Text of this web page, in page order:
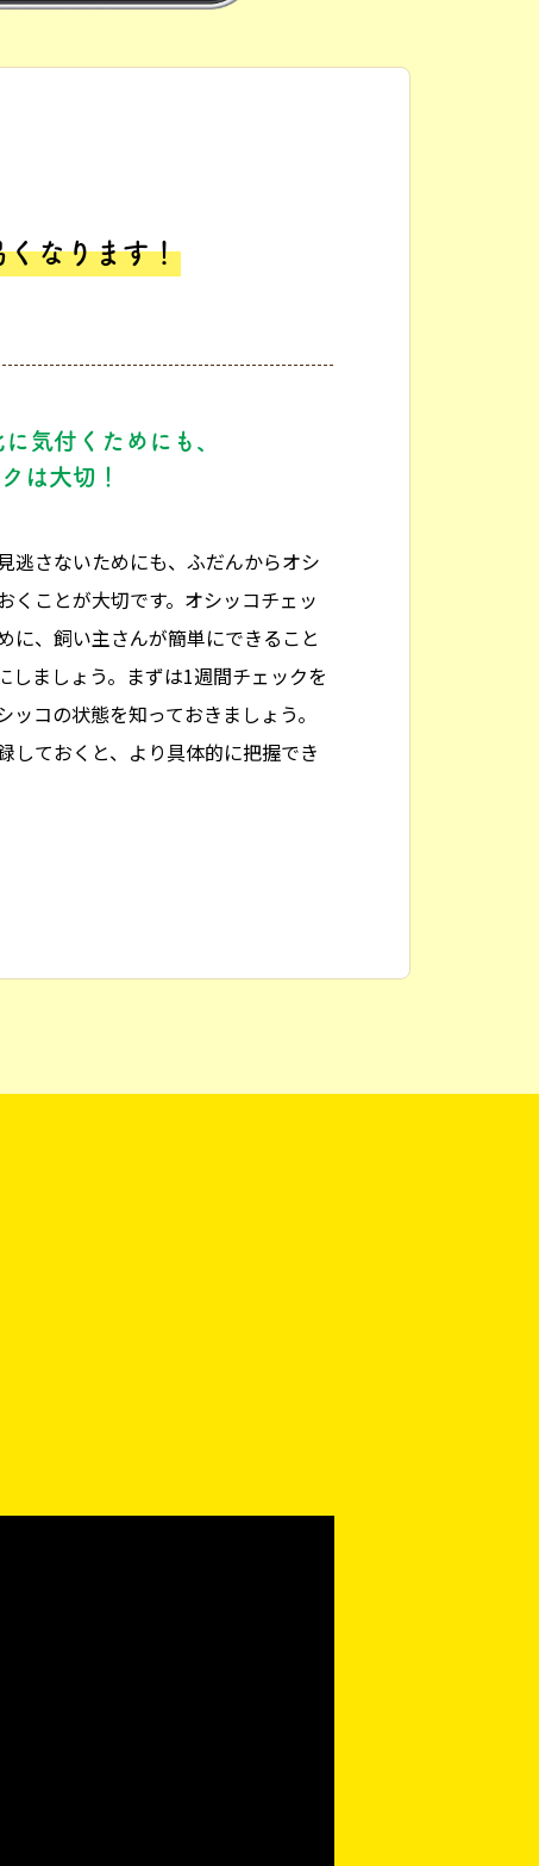
なります！
気付くためにも、
は大切！
逃さないためにも、ふだんからオシ
くことが大切です。オシッコチェッ
に、飼い主さんが簡単にできること
しましょう。まずは1週間チェックを
コの状態を知っておきましょう。
しておくと、より具体的に把握でき